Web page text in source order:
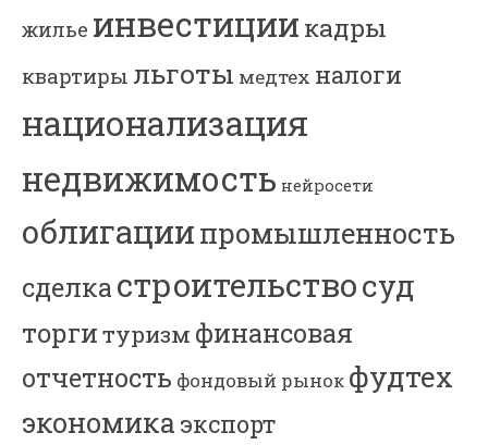
жилье инвестиции кадры
квартиры льготы медтех налоги
национализация
недвижимость нейросети
облигациипромышленность
сделкастроительствосуд
торгитуризм финансовая
отчетность фондовый рынок фудтех
экономика экспорт